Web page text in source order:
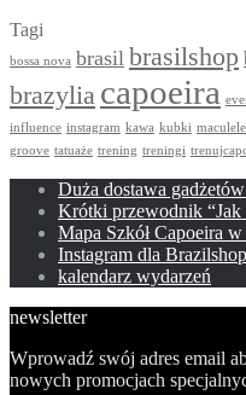
Tagi
bossa nova brasil brasilshop
brazylia capoeira
influence instagram kawa kubki maculele
groove tatuaże trening treningi
Duża dostawa
Krótki przewodnik
Mapa Szkół Capoeira w
Instagram dla Brazilshop
kalendarz wydarzeń
newsletter
Wprowadź swój adres email
nowych promocjach